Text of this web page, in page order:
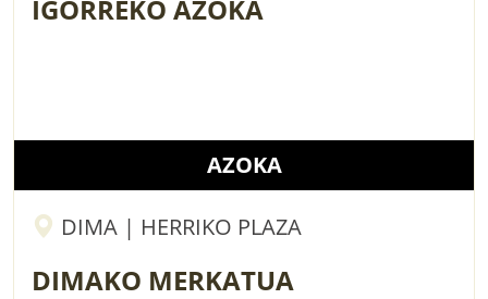
IGORREKO AZOKA
AZOKA
DIMA | HERRIKO PLAZA
DIMAKO MERKATUA